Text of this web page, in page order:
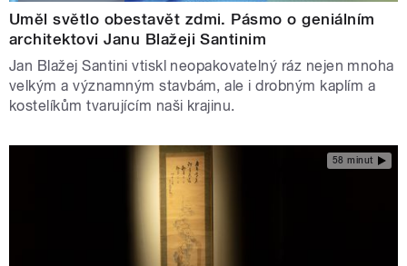
Uměl světlo obestavět zdmi. Pásmo o geniálním
architektovi Janu Blažeji Santinim
Jan Blažej Santini vtiskl neopakovatelný ráz nejen mnoha
velkým a významným stavbám, ale i drobným kaplím a
kostelíkům tvarujícím naši krajinu.
58 minut